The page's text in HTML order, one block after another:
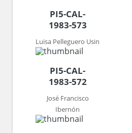
PI5-CAL-
1983-573
Luisa Pelleguero Usin
PI5-CAL-
1983-572
José Francisco
Ibernón